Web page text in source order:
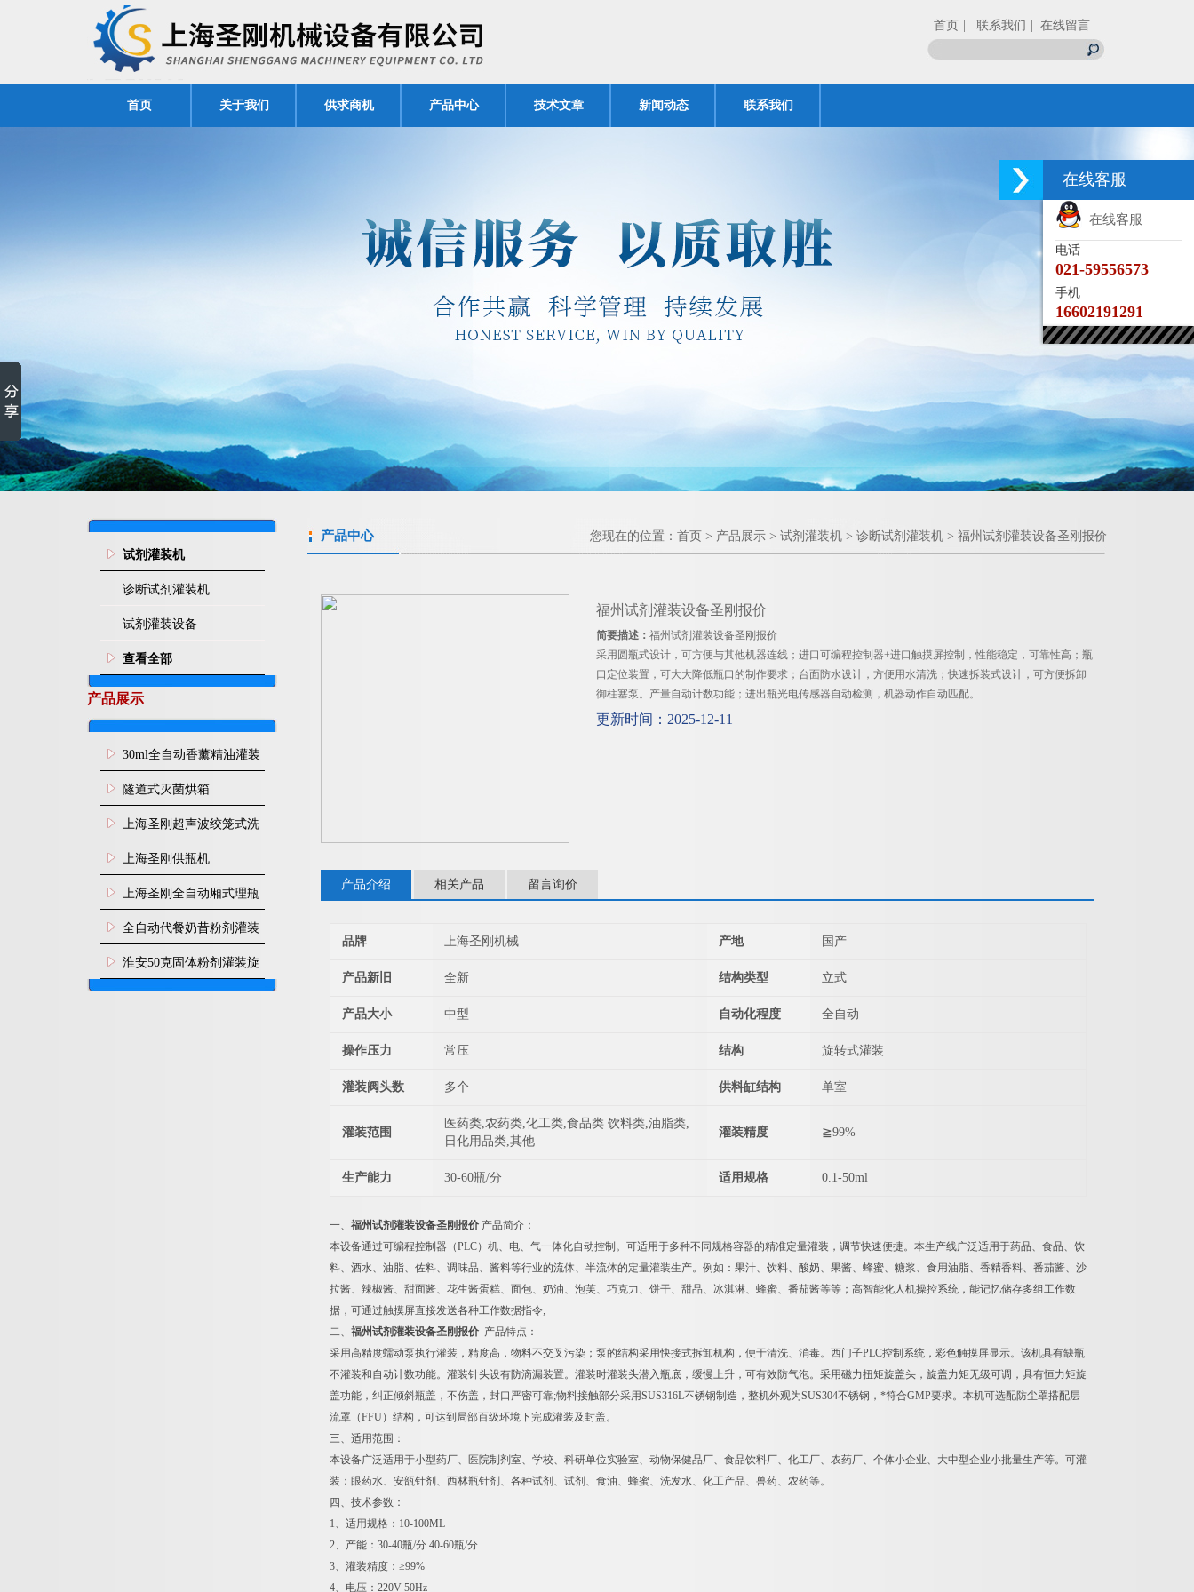
首页 | 联系我们 | 在线留言
首页 关于我们 供求商机 产品中心 技术文章 新闻动态 联系我们
试剂灌装机
诊断试剂灌装机
试剂灌装设备
查看全部
产品展示
30ml全自动香薰精油灌装
旋盖机
隧道式灭菌烘箱
上海圣刚超声波绞笼式洗
瓶机
上海圣刚供瓶机
上海圣刚全自动厢式理瓶
机
全自动代餐奶昔粉剂灌装
生产线
淮安50克固体粉剂灌装旋
盖机
产品中心 您现在的位置： 首页 > 产品展示 > 试剂灌装机 > 诊断试剂灌装机 > 福州试剂灌装设备圣刚报价
福州试剂灌装设备圣刚报价
简要描述： 福州试剂灌装设备圣刚报价
采用圆瓶式设计，可方便与其他机器连线；进口可编程控制器+进口触摸屏控制，性能稳定，可靠性高；瓶
口定位装置，可大大降低瓶口的制作要求；台面防水设计，方便用水清洗；快速拆装式设计，可方便拆卸
御柱塞泵。产量自动计数功能；进出瓶光电传感器自动检测，机器动作自动匹配。
更新时间：2025-12-11
产品介绍 相关产品 留言询价
品牌 上海圣刚机械 产地 国产
产品新旧 全新 结构类型 立式
产品大小 中型 自动化程度 全自动
操作压力 常压 结构 旋转式灌装
灌装阀头数 多个 供料缸结构 单室
灌装范围
医药类,农药类,化工类,食品类 饮料类,油脂类,
日化用品类,其他
灌装精度 ≧99%
生产能力 30-60瓶/分 适用规格 0.1-50ml
一、 福州试剂灌装设备圣刚报价 产品简介：
本设备通过可编程控制器（PLC）机、电、气一体化自动控制。可适用于多种不同规格容器的精准定量灌装，调节快速便捷。本生产线广泛适用于药品、食品、饮
料、酒水、油脂、佐料、调味品、酱料等行业的流体、半流体的定量灌装生产。例如：果汁、饮料、酸奶、果酱、蜂蜜、糖浆、食用油脂、香精香料、番茄酱、沙
拉酱、辣椒酱、甜面酱、花生酱蛋糕、面包、奶油、泡芙、巧克力、饼干、甜品、冰淇淋、蜂蜜、番茄酱等等；高智能化人机操控系统，能记忆储存多组工作数
据，可通过触摸屏直接发送各种工作数据指令;
二、 福州试剂灌装设备圣刚报价 产品特点：
采用高精度蠕动泵执行灌装，精度高，物料不交叉污染；泵的结构采用快接式拆卸机构，便于清洗、消毒。西门子PLC控制系统，彩色触摸屏显示。该机具有缺瓶
不灌装和自动计数功能。灌装针头设有防滴漏装置。灌装时灌装头潜入瓶底，缓慢上升，可有效防气泡。采用磁力扭矩旋盖头，旋盖力矩无级可调，具有恒力矩旋
盖功能，纠正倾斜瓶盖，不伤盖，封口严密可靠;物料接触部分采用SUS316L不锈钢制造，整机外观为SUS304不锈钢，*符合GMP要求。本机可选配防尘罩搭配层
流罩（FFU）结构，可达到局部百级环境下完成灌装及封盖。
三、适用范围：
本设备广泛适用于小型药厂、医院制剂室、学校、科研单位实验室、动物保健品厂、食品饮料厂、化工厂、农药厂、个体小企业、大中型企业小批量生产等。可灌
装：眼药水、安瓿针剂、西林瓶针剂、各种试剂、试剂、食油、蜂蜜、洗发水、化工产品、兽药、农药等。
四、技术参数：
1、适用规格：10-100ML
2、产能：30-40瓶/分 40-60瓶/分
3、灌装精度：≥99%
4、电压：220V 50Hz
在线客服
在线客服
电话
021-59556573
手机
16602191291